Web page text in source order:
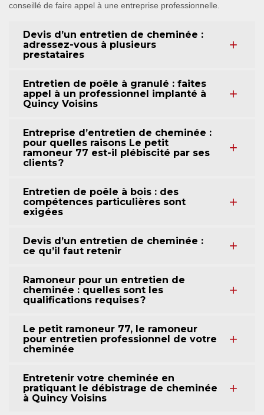
conseillé de faire appel à une entreprise professionnelle.
Devis d’un entretien de cheminée :
adressez-vous à plusieurs
prestataires
Entretien de poêle à granulé : faites
appel à un professionnel implanté à
Quincy Voisins
Entreprise d’entretien de cheminée :
pour quelles raisons Le petit
ramoneur 77 est-il plébiscité par ses
clients ?
Entretien de poêle à bois : des
compétences particulières sont
exigées
Devis d’un entretien de cheminée :
ce qu’il faut retenir
Ramoneur pour un entretien de
cheminée : quelles sont les
qualifications requises ?
Le petit ramoneur 77, le ramoneur
pour entretien professionnel de votre
cheminée
Entretenir votre cheminée en
pratiquant le débistrage de cheminée
à Quincy Voisins